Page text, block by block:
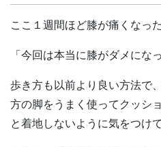
ここ１週間ほど膝が痛くなっ
「今回は本当に膝がダメにな
歩き方も以前より良い方法で
方の脚をうまく使ってクッシ
と着地しないように気をつけ